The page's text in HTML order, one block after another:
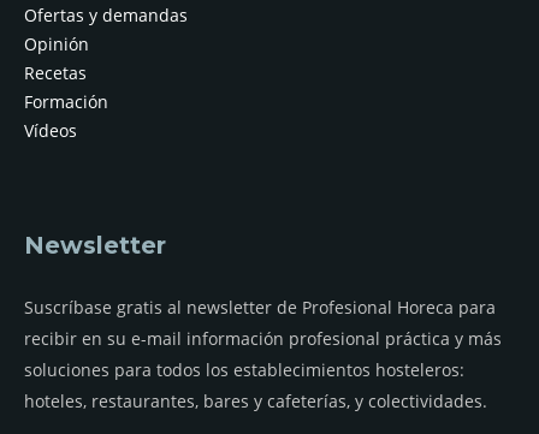
Ofertas y demandas
Opinión
Recetas
Formación
Vídeos
Newsletter
Suscríbase gratis al newsletter de Profesional Horeca para
recibir en su e-mail información profesional práctica y más
soluciones para todos los establecimientos hosteleros:
hoteles, restaurantes, bares y cafeterías, y colectividades.